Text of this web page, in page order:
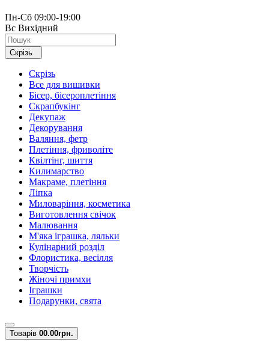
Пн-Сб 09:00-19:00
Вс Вихідний
Скрізь
Скрізь
Все для вишивки
Бісер, бісероплетіння
Скрапбукінг
Декупаж
Декорування
Валяння, фетр
Плетіння, фриволіте
Квілтінг, шиття
Килимарство
Макраме, плетіння
Ліпка
Миловаріння, косметика
Виготовлення свічок
Малювання
М'яка іграшка, ляльки
Кулінарний розділ
Флористика, весілля
Творчість
Жіночі примхи
Іграшки
Подарунки, свята
Товарів 00.00грн.